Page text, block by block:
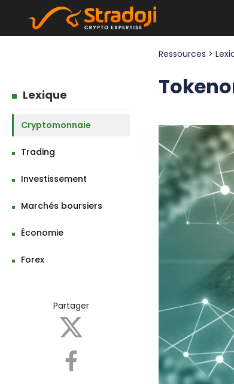
Lexique
Cryptomonnaie
Trading
Investissement
Marchés boursiers
Économie
Forex
Partager
Ressources >